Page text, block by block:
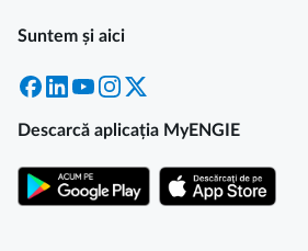
Suntem și aici
Facebook
LinkedInYouTubeInstagram
Descarcă aplicația MyENGIE